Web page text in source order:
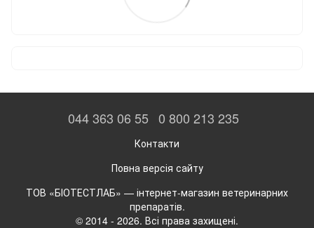
044 363 06 55 0 800 213 235
Контакти
Повна версія сайту
ТОВ «БІОТЕСТЛАБ» — інтернет-магазин ветеринарних
препаратів.
© 2014 - 2026. Всі права захищені.